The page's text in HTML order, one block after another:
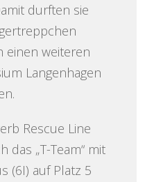
durften sie
einen weiteren
Langenhagen
Rescue Line
das „T-Team“ mit
(6I) auf Platz 5